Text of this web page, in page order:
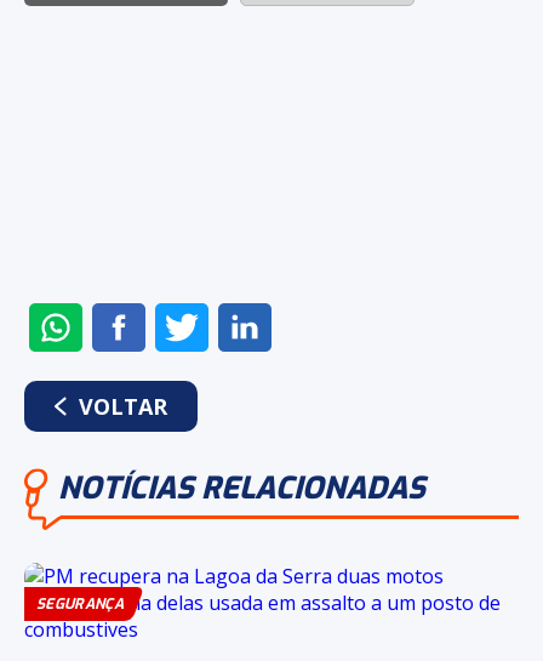
ENVIAR
NO
WHATSAPP
COMPARTILHAR
NO
FACEBOOK
COMPARTILHAR
NO
VOLTAR
NOTÍCIAS RELACIONADAS
SEGURANÇA